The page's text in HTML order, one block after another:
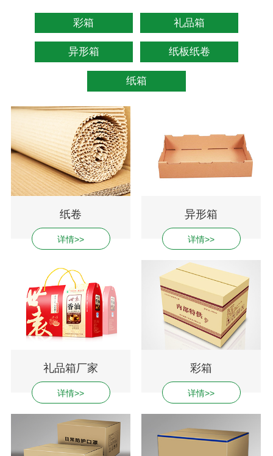
彩箱 礼品箱
异形箱 纸板纸卷
纸箱
纸卷
详情>>
异形箱
详情>>
礼品箱厂家
详情>>
彩箱
详情>>